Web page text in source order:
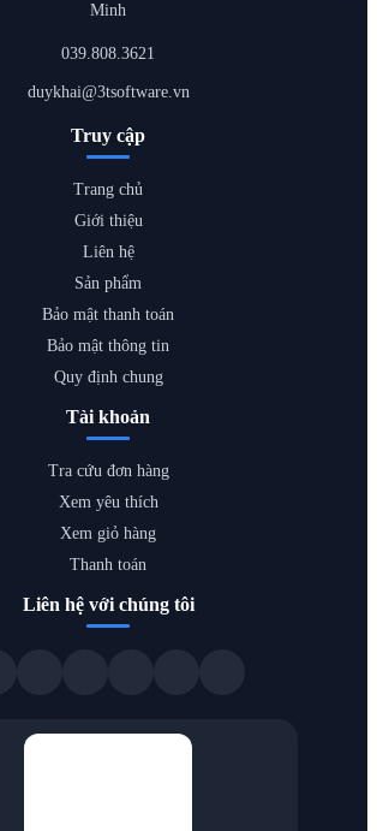
Minh
039.808.3621
duykhai@3tsoftware.vn
Truy cập
Trang chủ
Giới thiệu
Liên hệ
Sản phẩm
Bảo mật thanh toán
Bảo mật thông tin
Quy định chung
Tài khoản
Tra cứu đơn hàng
Xem yêu thích
Xem giỏ hàng
Thanh toán
Liên hệ với chúng tôi